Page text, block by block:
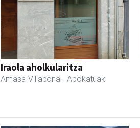
Iraola aholkularitza
Amasa-Villabona - Abokatuak